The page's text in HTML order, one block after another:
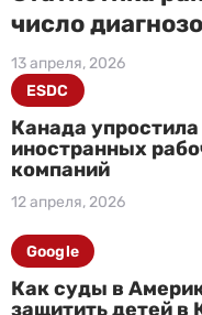
число
13 апреля, 2026
Канада
иностранных
компаний
12 апреля, 2026
ESDC
Как суды в
защитить детей в
Google